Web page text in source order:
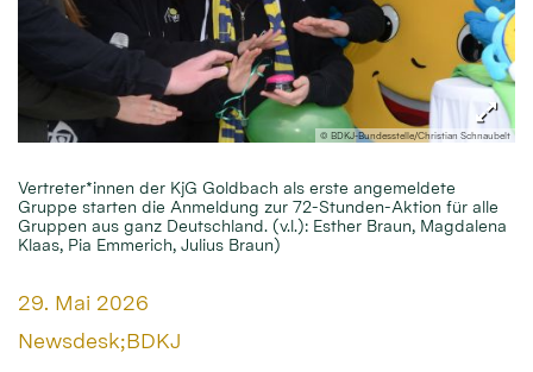
© BDKJ-Bundesstelle/Christian Schnaubelt
Vertreter*innen der KjG Goldbach als erste angemeldete
Gruppe starten die Anmeldung zur 72-Stunden-Aktion für alle
Gruppen aus ganz Deutschland. (v.l.): Esther Braun, Magdalena
Klaas, Pia Emmerich, Julius Braun)
Datum:
29. Mai 2026
Von:
Newsdesk;BDKJ